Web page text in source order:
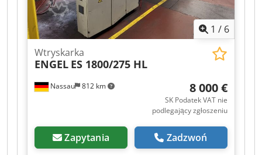
1 / 6
Nassau 812 km
Wtryskarka
ENGEL ES 1800/275 HL
8 000 €
SK Podatek VAT nie
podlegający zgłoszeniu
Zapytania Zadzwoń